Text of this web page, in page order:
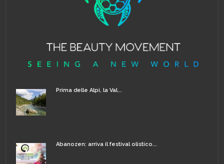
Prima delle Alpi, la Val...
Abanozen: arriva il festival olistico...